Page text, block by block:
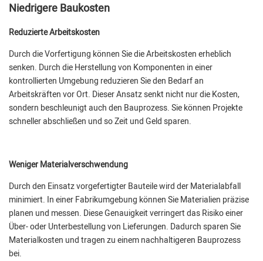
Niedrigere Baukosten
Reduzierte Arbeitskosten
Durch die Vorfertigung können Sie die Arbeitskosten erheblich
senken. Durch die Herstellung von Komponenten in einer
kontrollierten Umgebung reduzieren Sie den Bedarf an
Arbeitskräften vor Ort. Dieser Ansatz senkt nicht nur die Kosten,
sondern beschleunigt auch den Bauprozess. Sie können Projekte
schneller abschließen und so Zeit und Geld sparen.
Weniger Materialverschwendung
Durch den Einsatz vorgefertigter Bauteile wird der Materialabfall
minimiert. In einer Fabrikumgebung können Sie Materialien präzise
planen und messen. Diese Genauigkeit verringert das Risiko einer
Über- oder Unterbestellung von Lieferungen. Dadurch sparen Sie
Materialkosten und tragen zu einem nachhaltigeren Bauprozess
bei.